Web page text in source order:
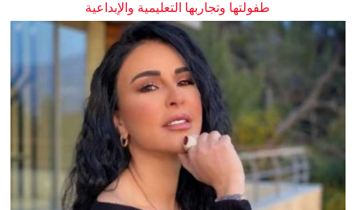
طفولتها وتجاربها التعليمية والإبداعية